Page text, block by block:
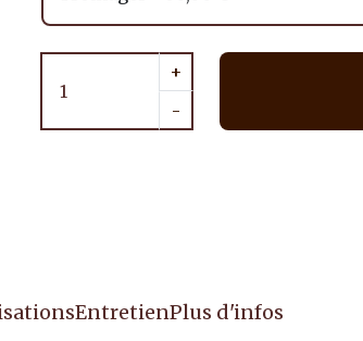
+
-
EntretienPlus d'infos